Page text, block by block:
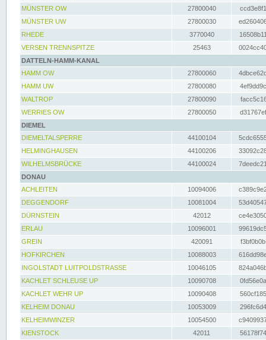
MÜNSTER OW
27800040
MÜNSTER UW
27800030
RHEDE
3770040
VERSEN TRENNSPITZE
25463
DATTELN-HAMM-KANAL
HAMM OW
27800060
HAMM UW
27800080
WALTROP
27800090
WERRIES OW
27800050
DIEMEL
DIEMELTALSPERRE
44100104
HELMINGHAUSEN
44100206
WILHELMSBRÜCKE
44100024
DONAU
ACHLEITEN
10094006
DEGGENDORF
10081004
DÜRNSTEIN
42012
ERLAU
10096001
GREIN
420091
HOFKIRCHEN
10088003
INGOLSTADT LUITPOLDSTRASSE
10046105
KACHLET SCHLEUSE UP
10090708
KACHLET WEHR UP
10090408
KELHEIM DONAU
10053009
KELHEIMWINZER
10054500
KIENSTOCK
42011